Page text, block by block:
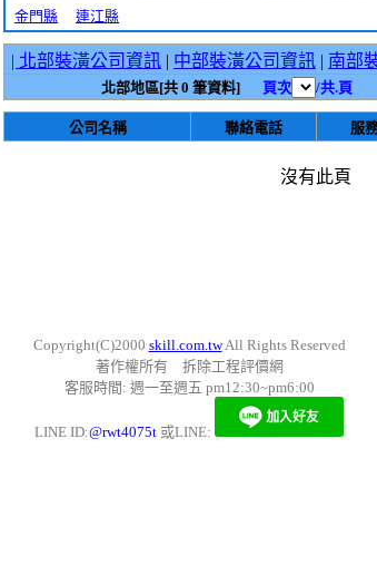
金門縣
連江縣
| 北部裝潢公司資訊 | 中部裝潢公司資訊 | 南部
北部地區[共 0 筆資料] 頁次 /共.頁
公司名稱 聯絡電話 服
沒有此頁
Copyright(C)2000 skill.com.twAll Rights Reserved
著作權所有 拆除工程評價網
客服時間: 週一至週五 pm12:30~pm6:00
LINE ID:@rwt4075t 或LINE: